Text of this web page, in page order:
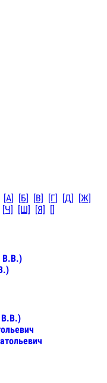
[А] [Б] [В] [Г] [Д]
[Ж]
[Ч] [Ш] [Я] [️]
В.В.)
В.В.)